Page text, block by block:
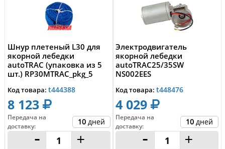
Шнур плетеный L30 для
якорной лебедки
autoTRAC (упаковка из 5
шт.) RP30MTRAC_pkg_5
Код товара: t444388
8 123
Передача на
доставку: 10 дней
- +
Электродвигатель
якорной лебедки
autoTRAC25/35SW
NS002EES
Код товара: t448476
4 029
Передача на
доставку: 10 дней
- +